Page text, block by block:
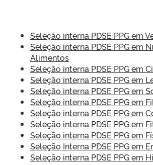
Seleção interna PDSE PPG em
Seleção interna PDSE PPG em
Alimentos
Seleção interna PDSE PPG em
Seleção interna PDSE PPG em
Seleção interna PDSE PPG em
Seleção interna PDSE PPG em
Seleção interna PDSE PPG em
Seleção interna PDSE PPG em
Seleção interna PDSE PPG em
Seleção Interna PDSE PPG em
Seleção interna PDSE PPG em